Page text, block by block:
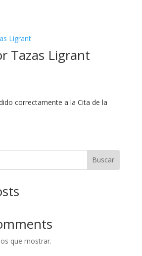
Tazas Ligrant
correctamente a la Cita de la
Buscar
que mostrar.